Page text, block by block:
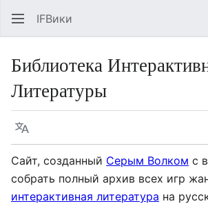
IFВики
Библиотека
Литературы
Язык
Сайт, созданный Серым Волком с
собрать полный архив всех игр
интерактивная литература на